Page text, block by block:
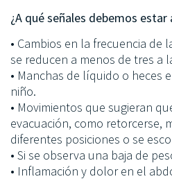
¿A qué señales debemos
• Cambios en la frecuencia de
se reducen a menos de tres a
• Manchas de líquido o heces
niño.
• Movimientos que sugieran
evacuación, como retorcerse,
diferentes posiciones o se
• Si se observa una baja de
• Inflamación y dolor en el